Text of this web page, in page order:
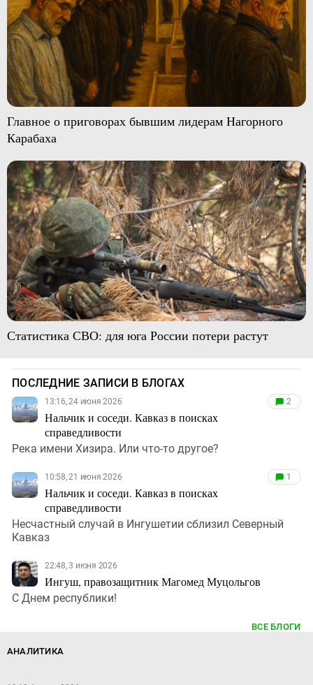
Главное о приговорах бывшим лидерам Нагорного
Карабаха
Статистика СВО: для юга России потери растут
ПОСЛЕДНИЕ ЗАПИСИ В БЛОГАХ
13:16, 24 июня 2026
Нальчик и соседи. Кавказ в поисках
справедливости
2
Река имени Хизира. Или что-то другое?
10:58, 21 июня 2026
Нальчик и соседи. Кавказ в поисках
справедливости
1
Несчастный случай в Ингушетии сблизил Северный
Кавказ
22:48, 3 июня 2026
Ингуш, правозащитник Магомед Муцольгов
С Днем республики!
ВСЕ БЛОГИ
АНАЛИТИКА